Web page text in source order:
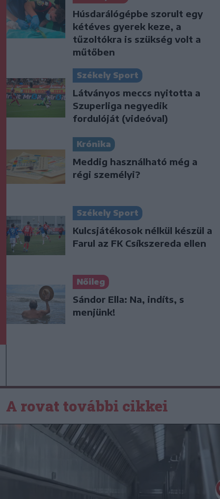
Húsdarálógépbe szorult egy
kétéves gyerek keze, a
tűzoltókra is szükség volt a
műtőben
Székely Sport
Látványos meccs nyitotta a
Szuperliga negyedik
fordulóját (videóval)
Krónika
Meddig használható még a
régi személyi?
Székely Sport
Kulcsjátékosok nélkül készül a
Farul az FK Csíkszereda ellen
Nőileg
Sándor Ella: Na, indíts, s
menjünk!
A rovat további cikkei